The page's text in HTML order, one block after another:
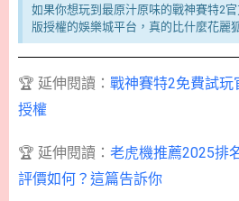
如果你想玩到最原汁原味的戰神賽特2
版授權的娛樂城平台，真的比什麼花麗
🏆 延伸閱讀： 戰神賽特2免費試玩
授權
🏆 延伸閱讀： 老虎機推薦2025排
評價如何？這篇告訴你